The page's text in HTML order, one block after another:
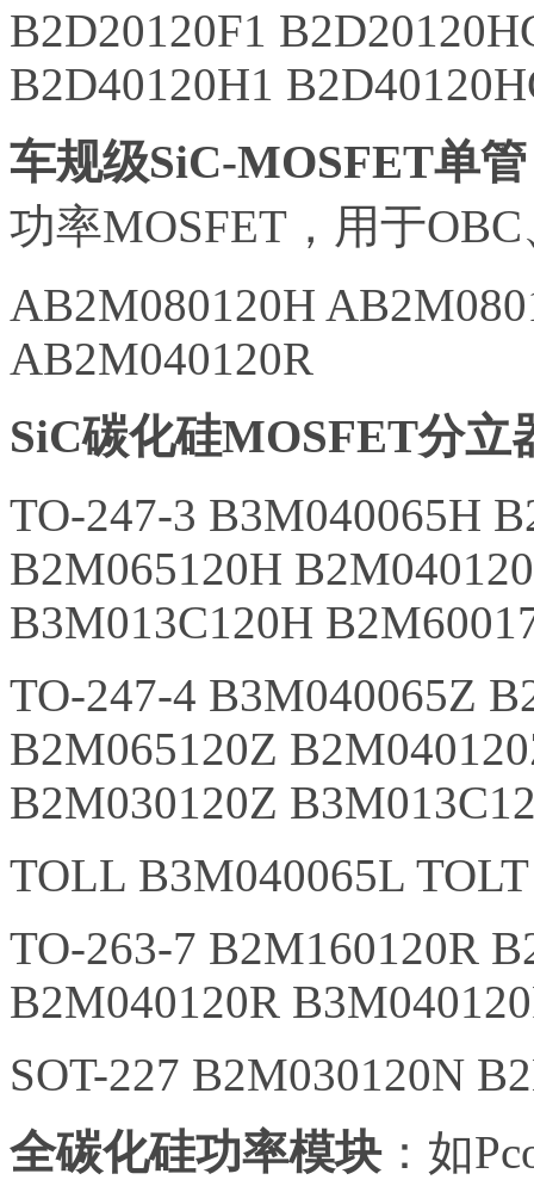
B2D20120F1
B2D40120H1
车规级SiC-MOSFET单管
功率MOSFET，用于
AB2M080120H
AB2M040120R
SiC碳化硅MOSFET分立
TO-247-3 B3M040065H
B2M065120H
B3M013C120H
TO-247-4 B3M040065Z
B2M065120Z
B2M030120Z
TOLL B3M040065L
TO-263-7 B2M160120R
B2M040120R
SOT-227 B2M030120N
全碳化硅功率模块：如